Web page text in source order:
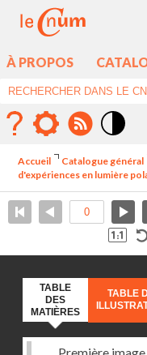
À PROPOS
élévé
Accueil Catalogue général
d'expériences en lumière
TABLE
DES
MATIÈRES
TABLE
Première image